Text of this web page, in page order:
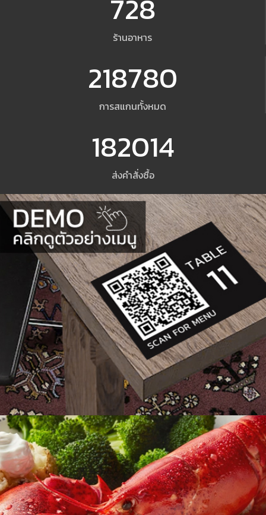
728
ร้านอาหาร
218780
การสแกนทั้งหมด
182014
ส่งคำสั่งซื้อ